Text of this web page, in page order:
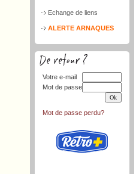
Echange de liens
ALERTE ARNAQUES
Votre e-mail
Mot de passe
Mot de passe perdu?